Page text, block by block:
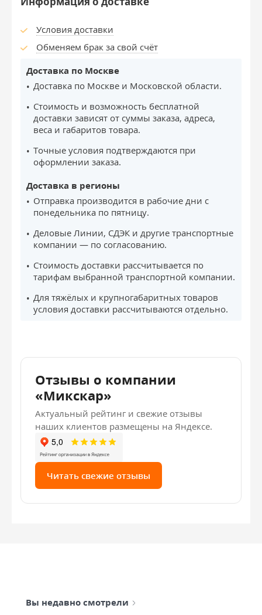
Условия доставки
Обменяем брак за свой счёт
Доставка по Москве
Доставка по Москве и Московской области.
Стоимость и возможность бесплатной
доставки зависят от суммы заказа, адреса,
веса и габаритов товара.
Точные условия подтверждаются при
оформлении заказа.
Доставка в регионы
Отправка производится в рабочие дни с
понедельника по пятницу.
Деловые Линии, СДЭК и другие транспортные
компании — по согласованию.
Стоимость доставки рассчитывается по
тарифам выбранной транспортной компании.
Для тяжёлых и крупногабаритных товаров
условия доставки рассчитываются отдельно.
Отзывы о компании
«Микскар»
Актуальный рейтинг и свежие отзывы
наших клиентов размещены на Яндексе.
Читать свежие отзывы
Вы недавно смотрели